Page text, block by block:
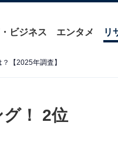
・ビジネス エンタメ リ
【2025年調査】
！ 2位